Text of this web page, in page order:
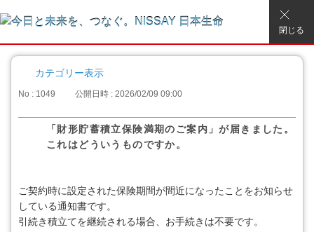
閉じる
カテゴリー表示
No : 1049 公開日時 : 2026/02/09 09:00
「財形貯蓄積立保険満期のご案内」が届きました。
これはどういうものですか。
ご契約時に設定された保険期間が間近になったことをお知らせ
している通知書です。
引続き積立てを継続される場合、お手続きは不要です。